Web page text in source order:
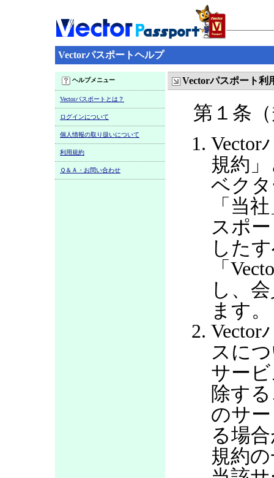
Vectorパスポートヘルプ
ヘルプメニュー
Vectorパスポートとは？
ログインについて
個人情報の取り扱いについて
利用規約
Ｑ＆Ａ・お問い合わせ
Vectorパスポート利
第１条
Vector
規約
ベク
「当
スポ
した
「
し、
ます。
Vector
スに
サー
除す
のサ
る場
規約